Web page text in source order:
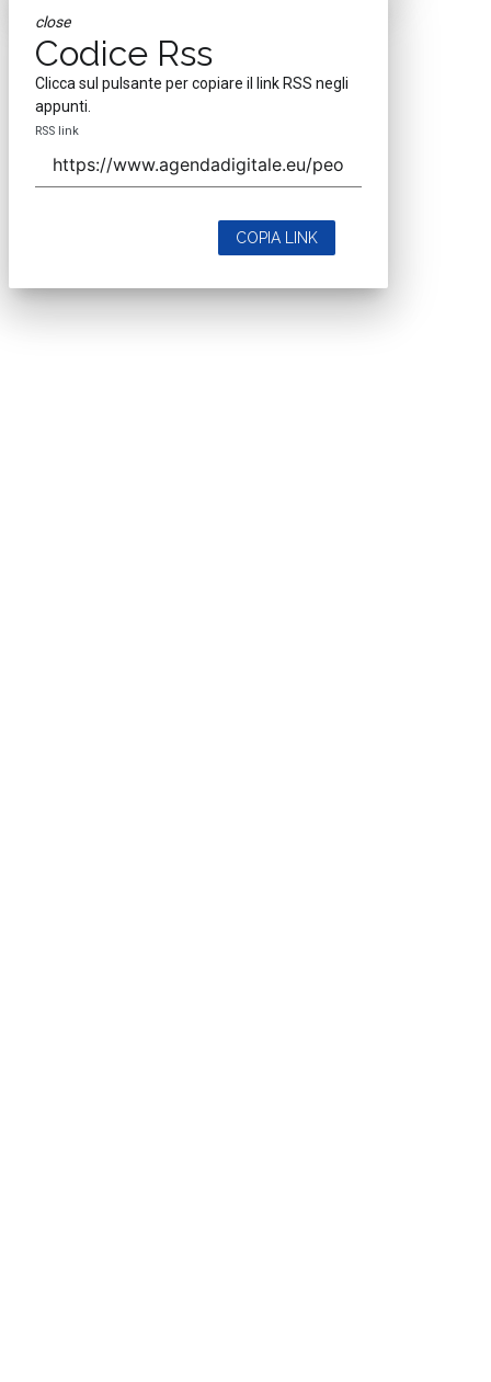
close
Codice Rss
Clicca sul pulsante per copiare il link RSS negli
appunti.
RSS link
COPIA LINK